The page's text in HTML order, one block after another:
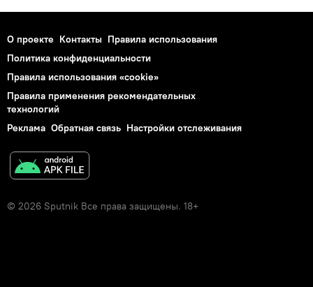
О проекте Контакты Правила использования
Политика конфиденциальности
Правила использования «cookie»
Правила применения рекомендательных
технологий
Реклама Обратная связь Настройки отслеживания
© 2026 Sputnik Все права защищены. 18+